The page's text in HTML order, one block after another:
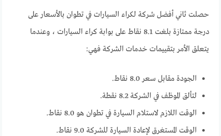
حصلت ثاني أفضل شركة لكراء السيارات في تطوان بالأسعار على
درجة ممتازة بلغت 8.1 نقاط على بوابة كراء السيارات ، وعندما
يتعلق الأمر بتقييمات خدمات الشركة فهي:
الجودة مقابل سعر 8.0 نقاط.
لتألق الموظف في الشركة 8.2 نقطة.
الوقت اللازم لاستلام السيارة في تطوان هو 8.0 نقاط.
الوقت المستغرق لإعادة السيارة للشركة 9.0 نقاط.